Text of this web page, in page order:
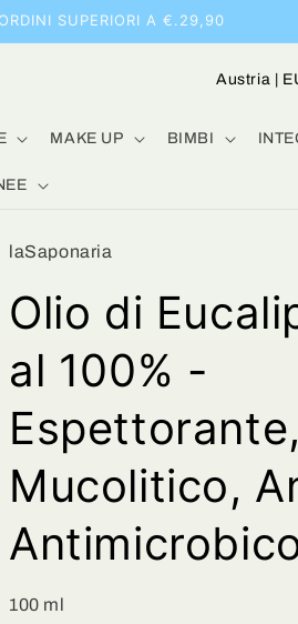
SUPERIORI A €.29,90
MAKE UP BIMBI
P
e
r
a
g
e
o
g
r
laSaponaria
Olio di
al 100% -
Espettorante,
Mucolitico,
100 ml